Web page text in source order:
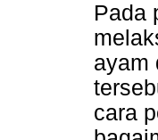
Pada
ayam
cara